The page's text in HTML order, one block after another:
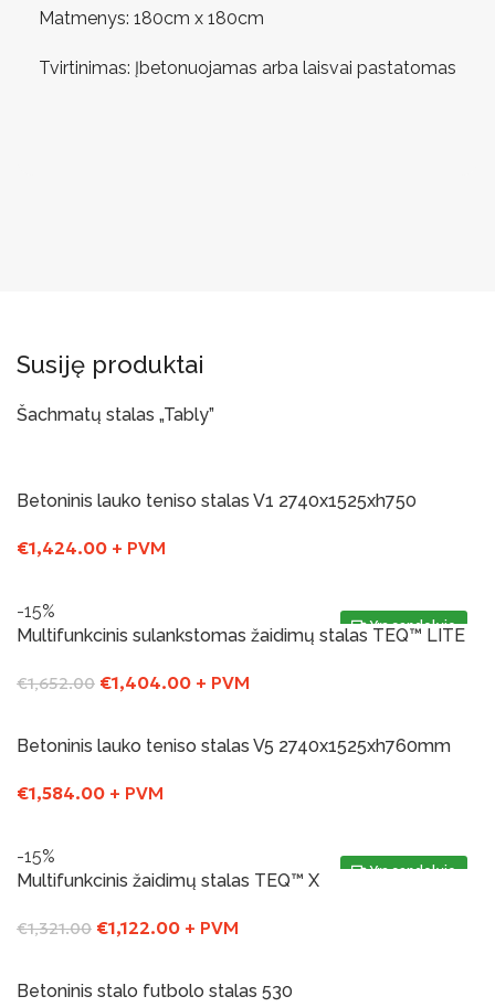
Matmenys: 180cm x 180cm
Tvirtinimas: Įbetonuojamas arba laisvai pastatomas
Susiję produktai
Šachmatų stalas „Tably”
Betoninis lauko teniso stalas V1 2740x1525xh750
€1,424.00 + PVM
-15%
Yra sandelyje
Multifunkcinis sulankstomas žaidimų stalas TEQ™ LITE
€1,652.00 €1,404.00 + PVM
Betoninis lauko teniso stalas V5 2740x1525xh760mm
€1,584.00 + PVM
-15%
Yra sandelyje
Multifunkcinis žaidimų stalas TEQ™ X
€1,321.00 €1,122.00 + PVM
Betoninis stalo futbolo stalas 530